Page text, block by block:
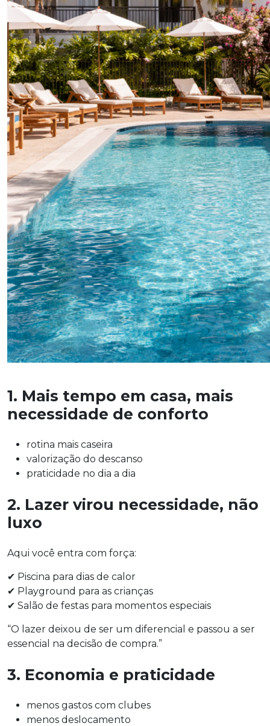
1. Mais tempo em casa, mais
necessidade de conforto
rotina mais caseira
valorização do descanso
praticidade no dia a dia
2. Lazer virou necessidade, não
luxo
Aqui você entra com força:
✔ Piscina para dias de calor
✔ Playground para as crianças
✔ Salão de festas para momentos especiais
“O lazer deixou de ser um diferencial e passou a ser
essencial na decisão de compra.”
3. Economia e praticidade
menos gastos com clubes
menos deslocamento